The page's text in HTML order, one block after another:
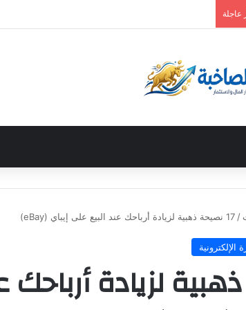
عاجلة
/17 نصيحة ذهبية لزيادة أرباحك عند البيع على إيباي (eBay)
الإلكترونية
ذهبية لزيادة أرباحك